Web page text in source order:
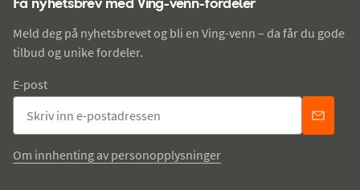
Meld deg på nyhetsbrevet og bli en Ving-venn – da får du gode
tilbud og unike fordeler.
E-post
Om innhenting av personopplysninger